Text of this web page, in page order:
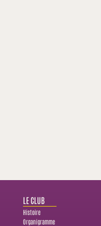
LE CLUB
Histoire
Organigramme